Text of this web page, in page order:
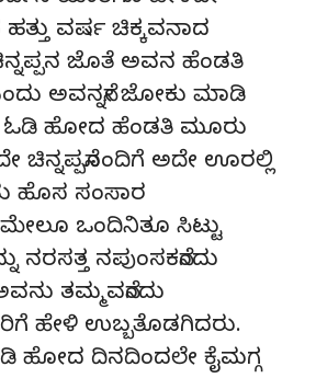
ವರ್ಷ ಚಿಕ್ಕವನಾದ
ಜೊತೆ ಅವನ ಹೆಂಡತಿ
ಅವನನ್ನೇ ಜೋಕು ಮಾಡಿ
ಓಡಿ ಹೋದ ಹೆಂಡತಿ ಮೂರು
ಚಿನ್ನಪ್ಪನೊಂದಿಗೆ ಅದೇ ಊರಲ್ಲಿ
ಹೊಸ ಸಂಸಾರ
ಒಂದಿನಿತೂ ಸಿಟ್ಟು
ನಪುಂಸಕನೆಂದು
ತಮ್ಮವನೆಂದು
ಹೇಳಿ ಉಬ್ಬತೊಡಗಿದರು.
ಹೋದ ದಿನದಿಂದಲೇ ಕೈಮಗ್ಗ